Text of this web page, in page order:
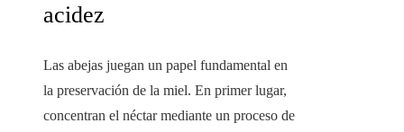
acidez
Las abejas juegan un papel fundamental en
la preservación de la miel. En primer lugar,
concentran el néctar mediante un proceso de